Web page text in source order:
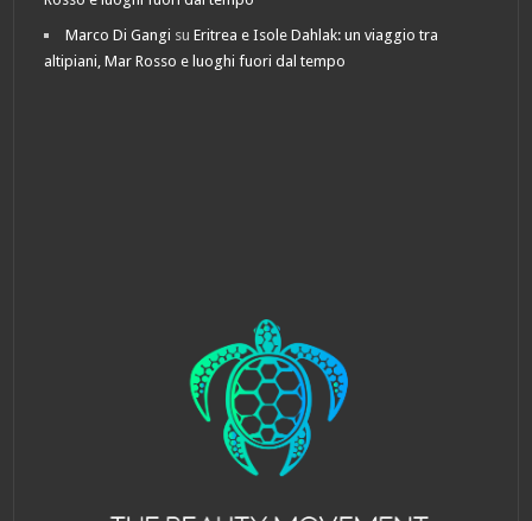
Marco Di Gangi suEritrea e Isole Dahlak: un viaggio tra
altipiani, Mar Rosso e luoghi fuori dal tempo